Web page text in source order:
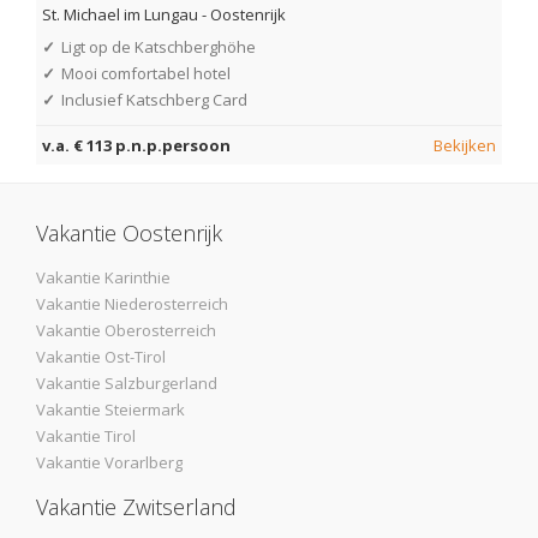
St. Michael im Lungau -Oostenrijk
✓ Ligt op de Katschberghöhe
✓ Mooi comfortabel hotel
✓ Inclusief Katschberg Card
v.a. € 113 p.n.p.persoon Bekijken
Vakantie Oostenrijk
Vakantie Karinthie
Vakantie Niederosterreich
Vakantie Oberosterreich
Vakantie Ost-Tirol
Vakantie Salzburgerland
Vakantie Steiermark
Vakantie Tirol
Vakantie Vorarlberg
Vakantie Zwitserland